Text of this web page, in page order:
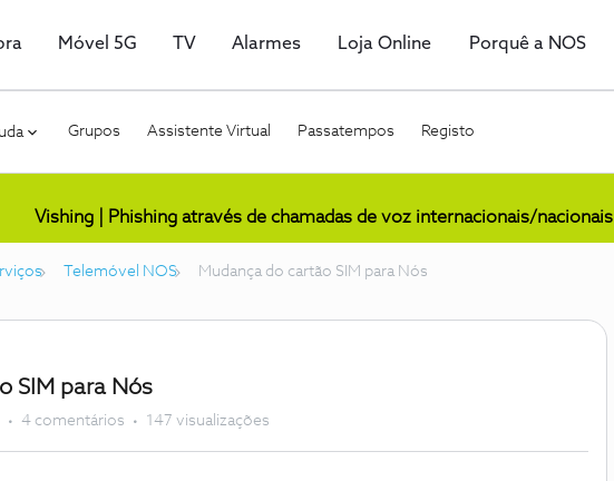
Móvel 5G TV Alarmes Loja Online Porquê a NOS
Grupos Assistente Virtual Passatempos Registo
Vishing | Phishing através de chamadas de voz internacionais/nacionais
Telemóvel NOS Mudança do cartão SIM para Nós
SIM para Nós
4 comentários 147 visualizações